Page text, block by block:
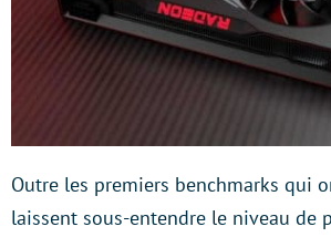
Outre les premiers benchmarks qui
laissent sous-entendre le niveau de